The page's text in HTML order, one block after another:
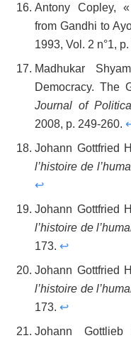
Antony Copley,
from Gandhi to
1993, Vol. 2 n°1,
Madhukar
Democracy. The
Journal of
2008, p. 249-260.
Johann Gottfried
l’histoire de
↩
Johann Gottfried
l’histoire de
173. ↩
Johann Gottfried
l’histoire de
173. ↩
Johann